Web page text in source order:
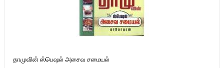
தாமுவின் ஸ்பெஷல் அசைவ சமையல்